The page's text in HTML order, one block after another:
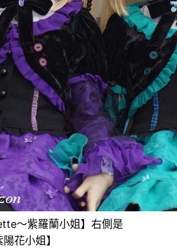
～紫羅蘭小姐】右側是
花小姐】